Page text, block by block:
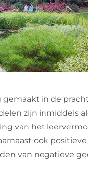
in de
zijn inmiddels
van het
ook
van negatieve